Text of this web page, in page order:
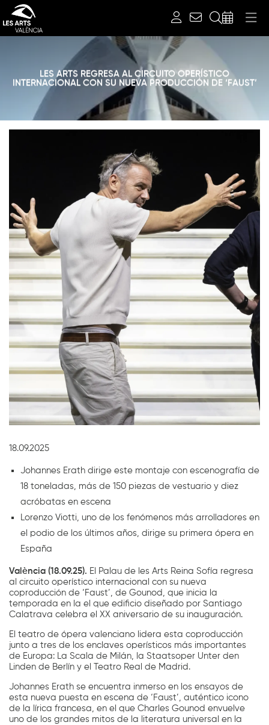
Diapositiva 1 de 1: Noticias
LES ARTS REGRESA AL CIRCUITO OPERÍSTICO
INTERNACIONAL CON SU NUEVA PRODUCCIÓN DE ‘FAUST’
18.09.2025
Johannes Erath dirige este montaje con escenografía de
18 toneladas, más de 150 piezas de vestuario y diez
acróbatas en escena
Lorenzo Viotti, uno de los fenómenos más arrolladores en
el podio de los últimos años, dirige su primera ópera en
España
València (18.09.25). El Palau de les Arts Reina Sofía regresa
al circuito operístico internacional con su nueva
coproducción de ‘Faust’, de Gounod, que inicia la
temporada en la el que edificio diseñado por Santiago
Calatrava celebra el XX aniversario de su inauguración.
El teatro de ópera valenciano lidera esta coproducción
junto a tres de los enclaves operísticos más importantes
de Europa: La Scala de Milán, la Staatsoper Unter den
Linden de Berlín y el Teatro Real de Madrid.
Johannes Erath se encuentra inmerso en los ensayos de
esta nueva puesta en escena de ‘Faust’, auténtico icono
de la lírica francesa, en el que Charles Gounod envuelve
uno de los grandes mitos de la literatura universal en la